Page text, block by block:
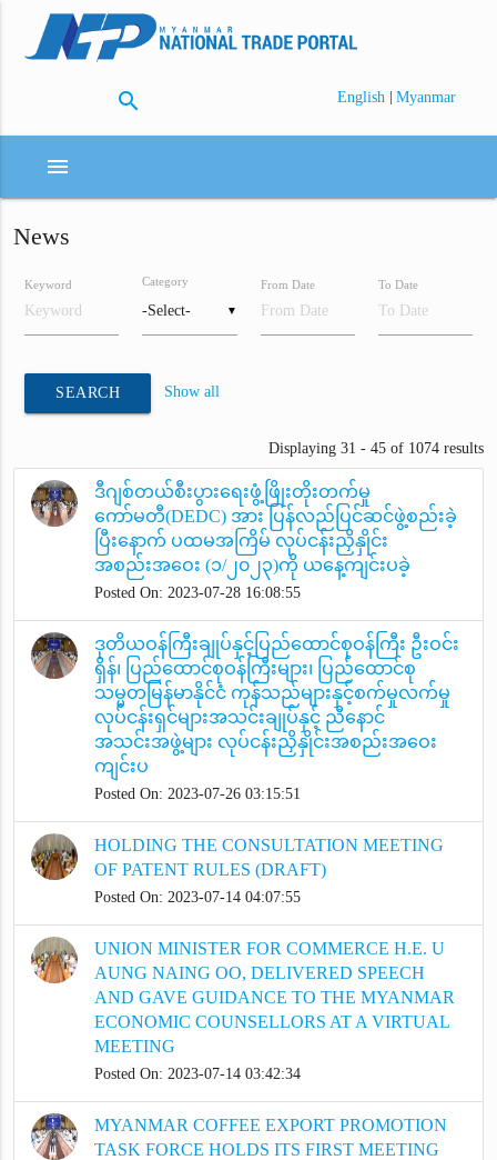
search English | Myanmar
menu
News
Keyword
▼
Category From Date To Date
SEARCH Show all
Displaying 31 - 45 of 1074 results
ဒီဂျစ်တယ်စီးပွားရေးဖွံ့ဖြိုးတိုးတက်မှု
ကော်မတီ(DEDC) အား ပြန်လည်ပြင်ဆင်ဖွဲ့စည်းခဲ့
ပြီးနောက် ပထမအကြိမ် လုပ်ငန်းညှိနှိုင်း
အစည်းအဝေး (၁/၂၀၂၃)ကို ယနေ့ကျင်းပခဲ့
Posted On: 2023-07-28 16:08:55
ဒုတိယဝန်ကြီးချုပ်နှင့်ပြည်ထောင်စုဝန်ကြီး ဦးဝင်း
ရှိန်၊ ပြည်ထောင်စုဝန်ကြီးများ၊ ပြည်ထောင်စု
သမ္မတမြန်မာနိုင်ငံ ကုန်သည်များနှင့်စက်မှုလက်မှု
လုပ်ငန်းရှင်များအသင်းချုပ်နှင့် ညီနောင်
အသင်းအဖွဲ့များ လုပ်ငန်းညှိနှိုင်းအစည်းအဝေး
ကျင်းပ
Posted On: 2023-07-26 03:15:51
HOLDING THE CONSULTATION MEETING
OF PATENT RULES (DRAFT)
Posted On: 2023-07-14 04:07:55
UNION MINISTER FOR COMMERCE H.E. U
AUNG NAING OO, DELIVERED SPEECH
AND GAVE GUIDANCE TO THE MYANMAR
ECONOMIC COUNSELLORS AT A VIRTUAL
MEETING
Posted On: 2023-07-14 03:42:34
MYANMAR COFFEE EXPORT PROMOTION
TASK FORCE HOLDS ITS FIRST MEETING